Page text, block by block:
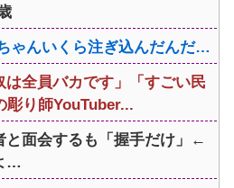
ゃんいくら注ぎ込んだんだ…
は全員バカです」「すごい民
彫り師YouTuber...
と面会するも「握手だけ」←
…